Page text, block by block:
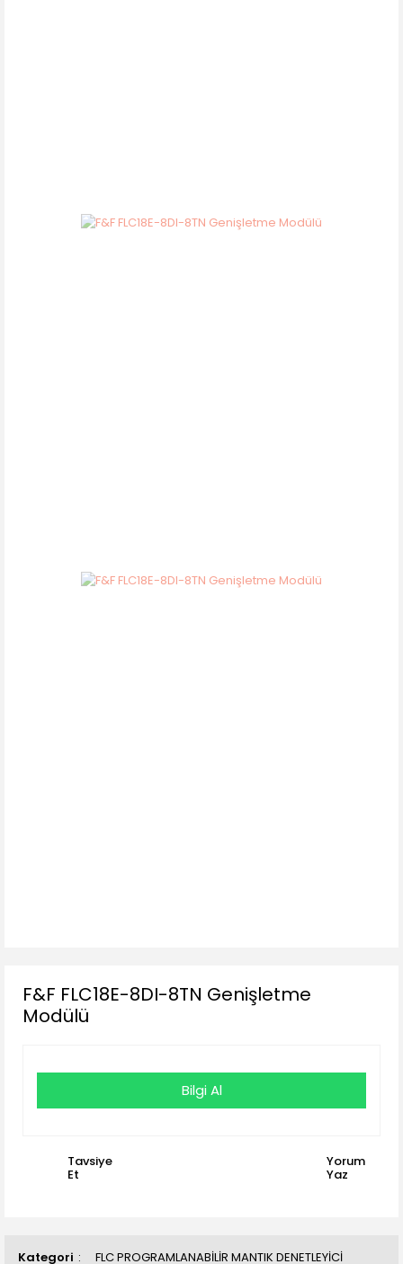
Kategori FLC PROGRAMLANABİLİR MANTIK DENETLEYİCİ
F&F FLC18E-8DI-8TN Genişletme
Modülü
Bilgi Al
Tavsiye
Et
Yorum
Yaz